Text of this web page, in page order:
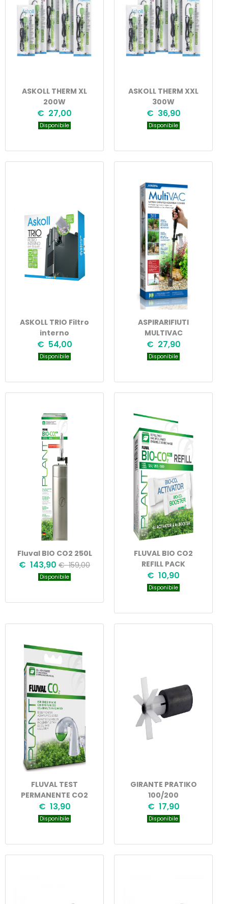
ASKOLL THERM XL
200W
€ 27,00
Disponibile
ASKOLL THERM XXL
300W
€ 36,90
Disponibile
ASKOLL TRIO Filtro
interno
€ 54,00
Disponibile
ASPIRARIFIUTI
MULTIVAC
€ 27,90
Disponibile
Fluval BIO CO2 250L
€ 143,90 € 159,00
Disponibile
FLUVAL BIO CO2
REFILL PACK
€ 10,90
Disponibile
FLUVAL TEST
PERMANENTE CO2
€ 13,90
Disponibile
GIRANTE PRATIKO
100/200
€ 17,90
Disponibile